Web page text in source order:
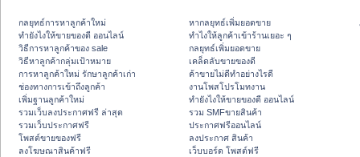
กลยุทธ์การหาลูกค้าใหม่
ทํายังไงให้ขายของดี ออนไลน์
วิธีการหาลูกค้าของ sale
วิธีหาลูกค้ากลุ่มเป้าหมาย
การหาลูกค้าใหม่ รักษาลูกค้าเก่า
ช่องทางการเข้าถึงลูกค้า
เพิ่มฐานลูกค้าใหม่
รวมเว็บลงประกาศฟรี ล่าสุด
รวมเว็บประกาศฟรี
โพสต์ขายของฟรี
ลงโฆษณาสินค้าฟรี
หากลยุทธ์เพิ่มยอดขาย
ทําไงให้ลูกค้าเข้าร้านเยอะ ๆ
กลยุทธ์เพิ่มยอดขาย
เคล็ดลับขายของดี
ค้าขายไม่ดีทำอย่างไรดี
งานโพสโปรโมทงาน
ทํายังไงให้ขายของดี ออนไลน์
รวม SMFขายสินค้า
ประกาศฟรีออนไลน์
ลงประกาศ สินค้า
เว็บบอร์ด โพสต์ฟรี